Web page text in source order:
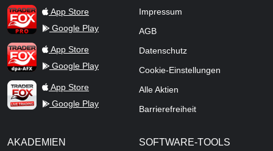
TraderFox ProApp Store
Google Play
TraderFox dpa-AFX ProFeed
App Store
Google Play
TraderFox Live Trading
App Store
Google Play
Impressum
AGB
Datenschutz
Cookie-Einstellungen
Alle Aktien
Barrierefreiheit
AKADEMIEN SOFTWARE-TOOLS